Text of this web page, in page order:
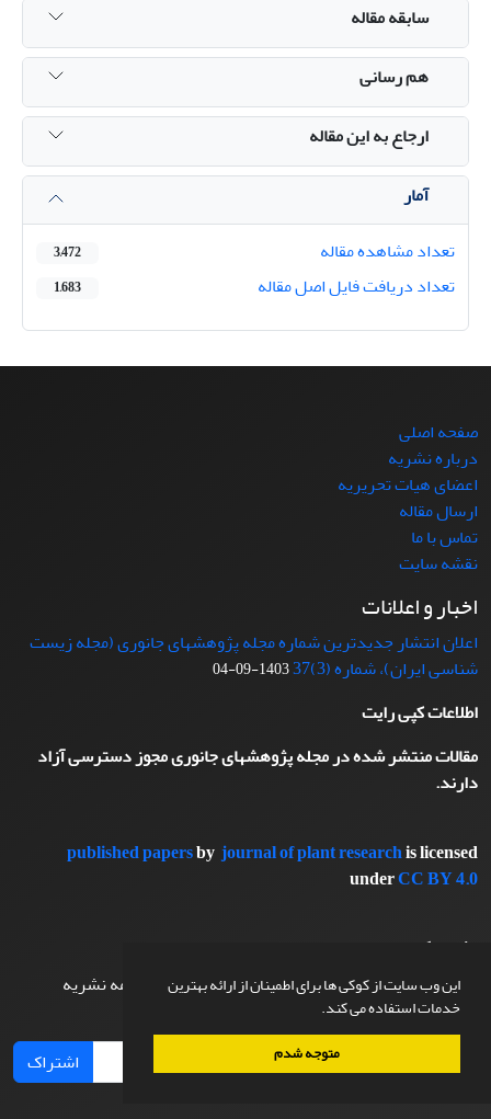
این وب سایت از کوکی ها برای اطمینان از ارائه بهترین
خدمات استفاده می کند.
متوجه شدم
سابقه مقاله
هم رسانی
ارجاع به این مقاله
آمار
تعداد مشاهده مقاله
3,472
تعداد دریافت فایل اصل مقاله 1,683
صفحه اصلی
درباره نشریه
اعضای هیات تحریریه
ارسال مقاله
تماس با ما
نقشه سایت
اخبار و اعلانات
اعلان انتشار جدیدترین شماره مجله پژوهشهای جانوری (مجله زیست
شناسی ایران)، شماره (3)37
1403-09-04
اطلاعات کپی رایت
مقالات منتشر شده در مجله پژوهشهای جانوری مجوز دسترسی آزاد
دارند.
published papersbyjournal of plant researchis licensed
underCC BY 4.0
اشتراک خبرنامه
برای دریافت اخبار و اطلاعیه های مهم نشریه در خبرنامه نشریه
مشترک شوید.
اشتراک